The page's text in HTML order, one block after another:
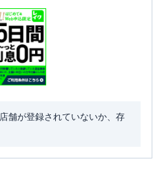
舗が登録されていないか、存